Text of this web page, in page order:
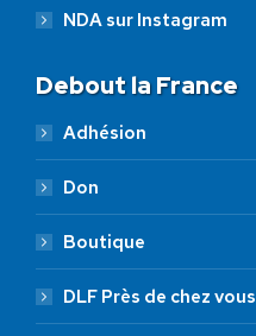
NDA sur Instagram
Debout la France
Adhésion
Don
Boutique
DLF Près de chez vous